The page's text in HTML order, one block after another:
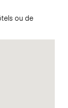
ou de